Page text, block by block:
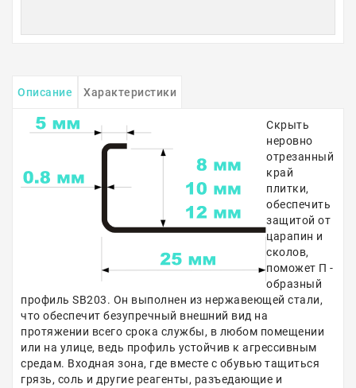
Описание Характеристики
Скрыть
неровно
отрезанный
край
плитки,
обеспечить
защитой от
царапин и
сколов,
поможет П -
образный
профиль SB203. Он выполнен из нержавеющей стали,
что обеспечит безупречный внешний вид на
протяжении всего срока службы, в любом помещении
или на улице, ведь профиль устойчив к агрессивным
средам. Входная зона, где вместе с обувью тащиться
грязь, соль и другие реагенты, разъедающие и